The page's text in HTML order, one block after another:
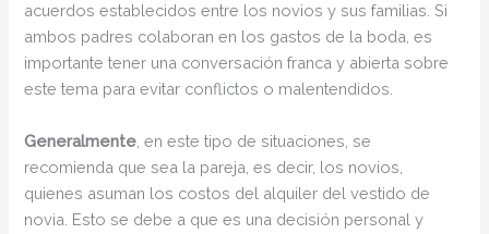
acuerdos establecidos entre los novios y sus familias. Si
ambos padres colaboran en los gastos de la boda, es
importante tener una conversación franca y abierta sobre
este tema para evitar conflictos o malentendidos.
Generalmente , en este tipo de situaciones, se
recomienda que sea la pareja, es decir, los novios,
quienes asuman los costos del alquiler del vestido de
novia. Esto se debe a que es una decisión personal y